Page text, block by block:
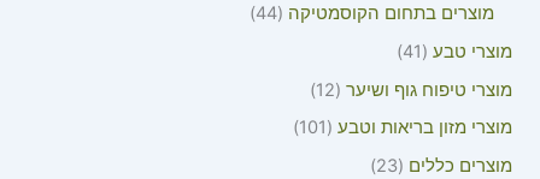
מוצרים בתחום הקוסמטיקה 44
מוצרי טבע
41
מוצרי טיפוח גוף ושיער 12
מוצרי מזון בריאות וטבע
101
מוצרים כללים
23